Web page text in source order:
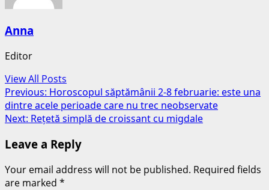
Anna
Editor
View All Posts
Post
navigation
Previous: Horoscopul săptămânii 2-8 februarie: este una
dintre acele perioade care nu trec neobservate
Next: Rețetă simplă de croissant cu migdale
Leave a Reply
Your email address will not be published. Required fields
are marked *